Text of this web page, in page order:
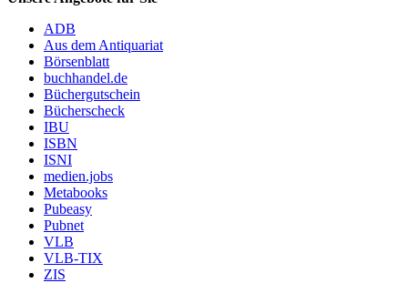
ADB
Aus dem Antiquariat
Börsenblatt
buchhandel.de
Büchergutschein
Bücherscheck
IBU
ISBN
ISNI
medien.jobs
Metabooks
Pubeasy
Pubnet
VLB
VLB-TIX
ZIS